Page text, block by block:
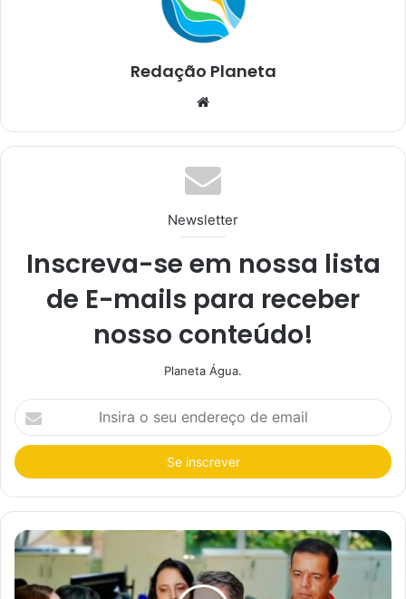
Redação Planeta
te
Newsletter
Inscreva-se em nossa lista
de E-mails para receber
nosso conteúdo!
Planeta Água.
I
n
i
r
a
u
e
d
e